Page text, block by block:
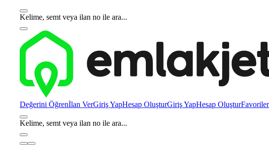
Kelime, semt veya ilan no ile ara...
Değerini Öğrenİlan VerGiriş YapHesap OluşturGiriş YapHesap Oluştur
Kelime, semt veya ilan no ile ara...